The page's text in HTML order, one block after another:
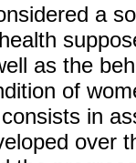
a
as the
of
in
over